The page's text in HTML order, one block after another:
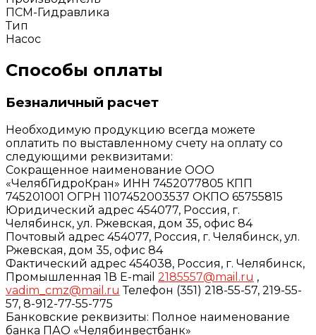
ПСМ-Гидравлика
Тип
Насос
Способы оплаты
Безналичный расчет
Необходимую продукцию всегда можете
оплатить по выставленному счету на оплату со
следующими реквизитами:
Сокращенное наименование ООО
«ЧелябГидроКран» ИНН 7452077805 КПП
745201001 ОГРН 1107452003537 ОКПО 65755815
Юридический адрес 454077, Россия, г.
Челябинск, ул. Ржевская, дом 35, офис 84
Почтовый адрес 454077, Россия, г. Челябинск, ул.
Ржевская, дом 35, офис 84
Фактический адрес 454038, Россия, г. Челябинск,
Промышленная 1В E-mail 2185557@mail.ru ,
vadim_cmz@mail.ru Телефон (351) 218-55-57, 219-55-
57, 8-912-77-55-775
Банковские реквизиты: Полное наименование
банка ПАО «Челябинвестбанк»